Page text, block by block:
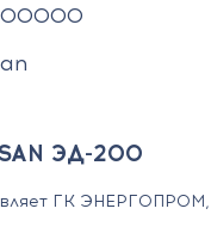
ЭД-200
ГК ЭНЕРГОПРОМ,